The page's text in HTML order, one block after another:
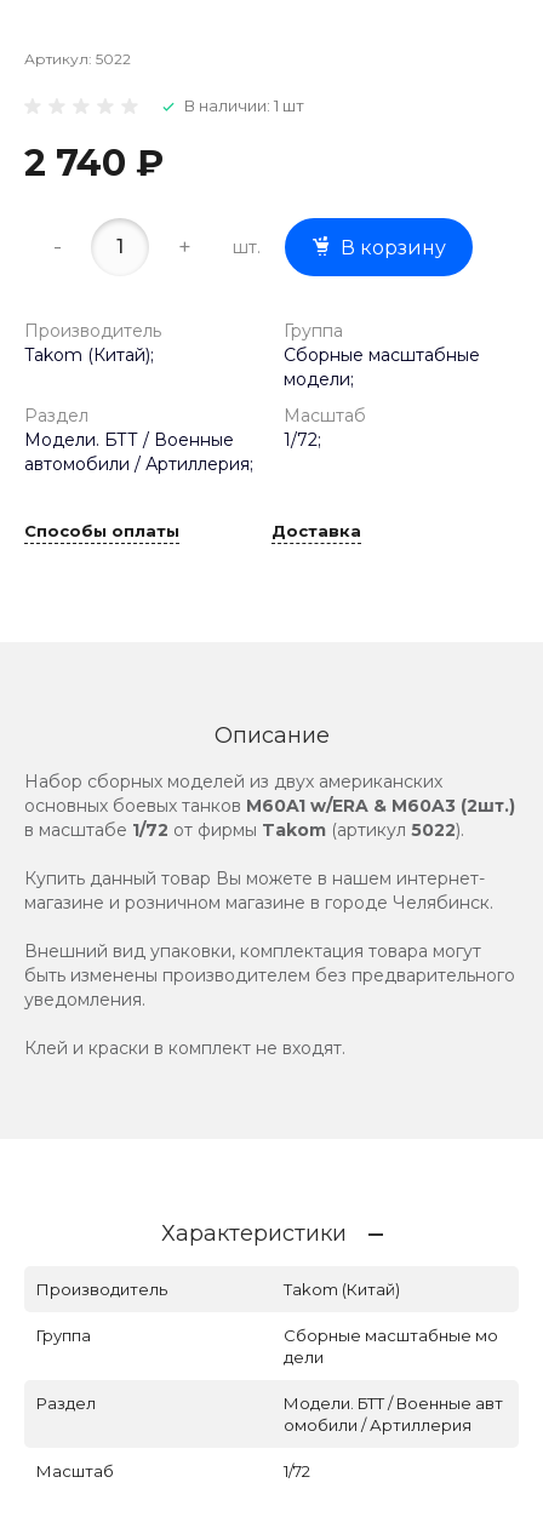
Артикул: 5022
В наличии: 1 шт
2 740 ₽
- + шт. В корзину
Производитель
Takom (Китай);
Группа
Сборные масштабные
модели;
Раздел
Модели. БТТ / Военные
автомобили / Артиллерия;
Масштаб
1/72;
Способы оплаты Доставка
Описание
Набор сборных моделей из двух американских
основных боевых танков M60A1 w/ERA & M60A3 (2шт.)
в масштабе 1/72 от фирмы Takom (артикул 5022).
Купить данный товар Вы можете в нашем интернет-
магазине и розничном магазине в городе Челябинск.
Внешний вид упаковки, комплектация товара могут
быть изменены производителем без предварительного
уведомления.
Клей и краски в комплект не входят.
Характеристики
Производитель Takom (Китай)
Группа
Сборные масштабные мо
дели
Раздел
Модели. БТТ / Военные авт
омобили / Артиллерия
Масштаб 1/72